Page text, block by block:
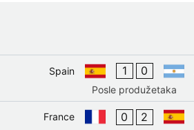
Spain 1 0
Posle produžetaka
France 0 2